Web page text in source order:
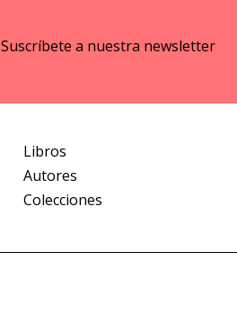
Suscríbete a nuestra newsletter
Libros
Autores
Colecciones